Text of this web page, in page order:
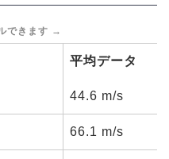
平均データ
44.6 m/s
66.1 m/s